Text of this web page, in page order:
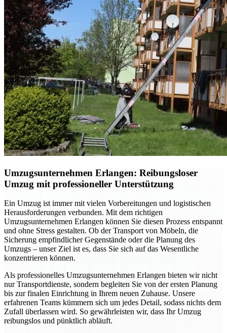
Umzugsunternehmen Erlangen: Reibungsloser
Umzug mit professioneller Unterstützung
Ein Umzug ist immer mit vielen Vorbereitungen und logistischen
Herausforderungen verbunden. Mit dem richtigen
Umzugsunternehmen Erlangen können Sie diesen Prozess entspannt
und ohne Stress gestalten. Ob der Transport von Möbeln, die
Sicherung empfindlicher Gegenstände oder die Planung des
Umzugs – unser Ziel ist es, dass Sie sich auf das Wesentliche
konzentrieren können.
Als professionelles Umzugsunternehmen Erlangen bieten wir nicht
nur Transportdienste, sondern begleiten Sie von der ersten Planung
bis zur finalen Einrichtung in Ihrem neuen Zuhause. Unsere
erfahrenen Teams kümmern sich um jedes Detail, sodass nichts dem
Zufall überlassen wird. So gewährleisten wir, dass Ihr Umzug
reibungslos und pünktlich abläuft.